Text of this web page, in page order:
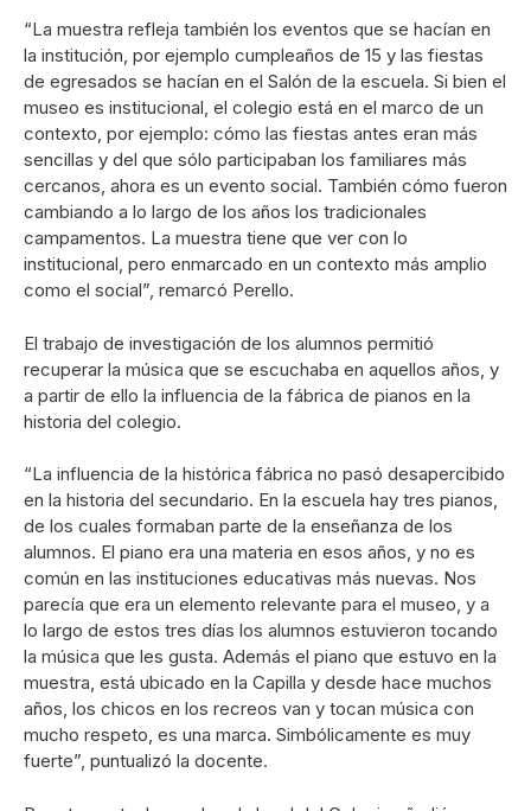
“La muestra refleja también los eventos que se hacían en
la institución, por ejemplo cumpleaños de 15 y las fiestas
de egresados se hacían en el Salón de la escuela. Si bien el
museo es institucional, el colegio está en el marco de un
contexto, por ejemplo: cómo las fiestas antes eran más
sencillas y del que sólo participaban los familiares más
cercanos, ahora es un evento social. También cómo fueron
cambiando a lo largo de los años los tradicionales
campamentos. La muestra tiene que ver con lo
institucional, pero enmarcado en un contexto más amplio
como el social”, remarcó Perello.
El trabajo de investigación de los alumnos permitió
recuperar la música que se escuchaba en aquellos años, y
a partir de ello la influencia de la fábrica de pianos en la
historia del colegio.
“La influencia de la histórica fábrica no pasó desapercibido
en la historia del secundario. En la escuela hay tres pianos,
de los cuales formaban parte de la enseñanza de los
alumnos. El piano era una materia en esos años, y no es
común en las instituciones educativas más nuevas. Nos
parecía que era un elemento relevante para el museo, y a
lo largo de estos tres días los alumnos estuvieron tocando
la música que les gusta. Además el piano que estuvo en la
muestra, está ubicado en la Capilla y desde hace muchos
años, los chicos en los recreos van y tocan música con
mucho respeto, es una marca. Simbólicamente es muy
fuerte”, puntualizó la docente.